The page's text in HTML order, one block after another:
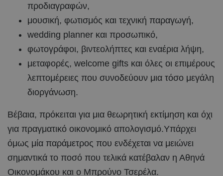
προδιαγραφών,
μουσική, φωτισμός και τεχνική παραγωγή,
wedding planner και προσωπικό,
φωτογράφοι, βιντεολήπτες και εναέρια λήψη,
μεταφορές, welcome gifts και όλες οι επιμέρους
λεπτομέρειες που συνοδεύουν μια τόσο μεγάλη
διοργάνωση.
Βέβαια, πρόκειται για μια θεωρητική εκτίμηση και όχι
για πραγματικό οικονομικό απολογισμό.Υπάρχει
όμως μία παράμετρος που ενδέχεται να μειώνει
σημαντικά το ποσό που τελικά κατέβαλαν η Αθηνά
Οικονομάκου και ο Μπρούνο Τσερέλα.